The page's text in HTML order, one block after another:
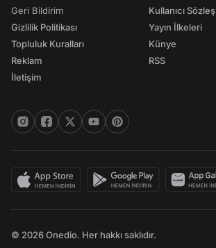
Geri Bildirim
Gizlilik Politikası
Topluluk Kuralları
Reklam
İletişim
Kullanıcı
Yayın İlkeleri
Künye
RSS
© 2026 Onedio. Her hakkı saklıdır.